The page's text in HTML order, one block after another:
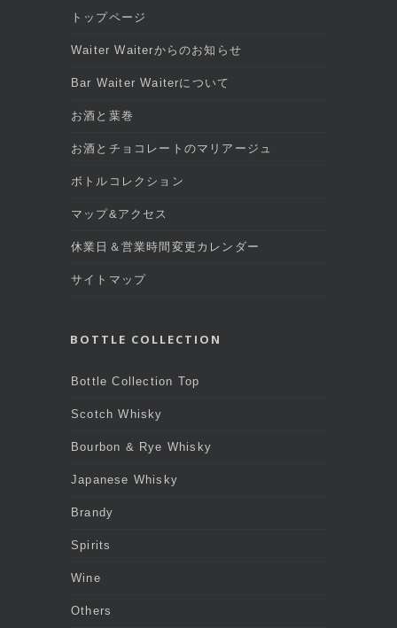
トップページ
Waiter Waiterからのお知らせ
Bar Waiter Waiterについて
お酒と葉巻
お酒とチョコレートのマリアージュ
ボトルコレクション
マップ&アクセス
休業日＆営業時間変更カレンダー
サイトマップ
BOTTLE COLLECTION
Bottle Collection Top
Scotch Whisky
Bourbon & Rye Whisky
Japanese Whisky
Brandy
Spirits
Wine
Others